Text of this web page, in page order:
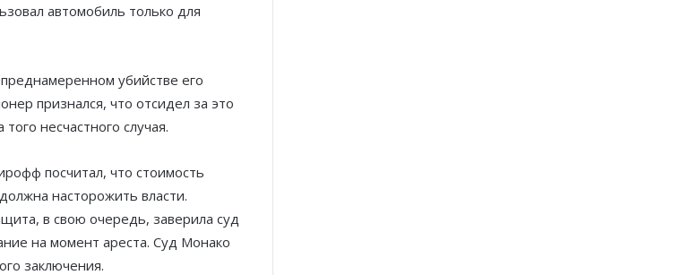
автомобиль только для
убийстве его
признался, что отсидел за это
несчастного случая.
посчитал, что стоимость
насторожить власти.
в свою очередь, заверила суд
на момент ареста. Суд Монако
заключения.